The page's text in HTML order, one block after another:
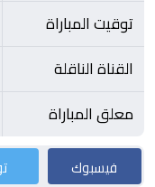
توقيت المباراة
القناة الناقلة
معلق المباراة
فيسبوك